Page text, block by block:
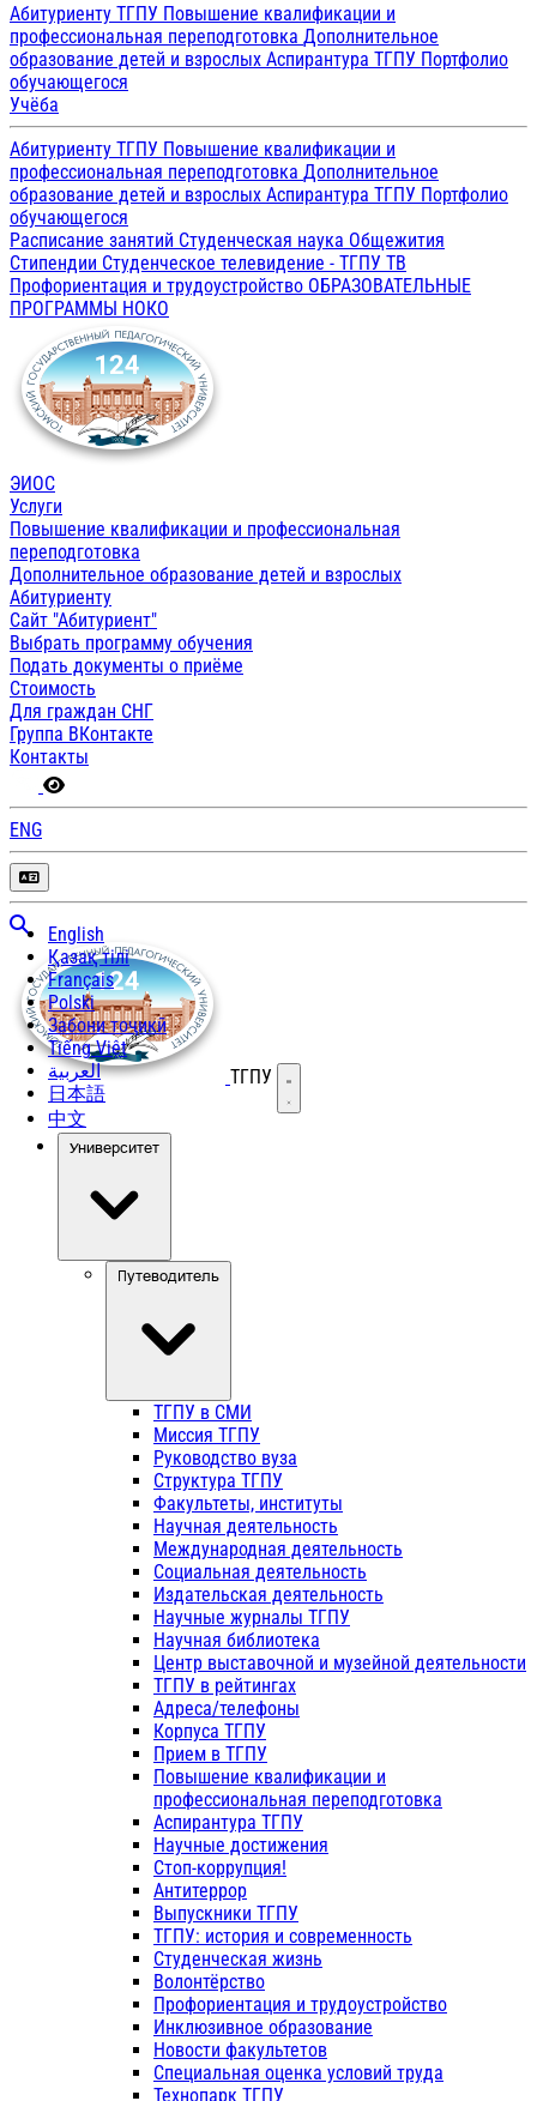
Абитуриенту ТГПУ Повышение квалификации и
профессиональная переподготовка Дополнительное
образование детей и взрослых Аспирантура ТГПУ Портфолио
обучающегося
Учёба
Абитуриенту ТГПУ Повышение квалификации и
профессиональная переподготовка Дополнительное
образование детей и взрослых Аспирантура ТГПУ Портфолио
обучающегося
Расписание занятий Студенческая наука Общежития
Стипендии Студенческое телевидение - ТГПУ ТВ
Профориентация и трудоустройство ОБРАЗОВАТЕЛЬНЫЕ
ПРОГРАММЫ НОКО
ЭИОС
Услуги
Повышение квалификации и профессиональная
переподготовка
Дополнительное образование детей и взрослых
Абитуриенту
Сайт "Абитуриент"
Выбрать программу обучения
Подать документы о приёме
Стоимость
Для граждан СНГ
Группа ВКонтакте
Контакты
ENG
English
Қазақ тілі
Français
Polski
Забони тоҷикӣ
Tiếng Việt
العربية
日本語
中文
ТГПУ Открыть меню
Университет
Путеводитель
ТГПУ в СМИ
Миссия ТГПУ
Руководство вуза
Структура ТГПУ
Факультеты, институты
Научная деятельность
Международная деятельность
Социальная деятельность
Издательская деятельность
Научные журналы ТГПУ
Научная библиотека
Центр выставочной и музейной деятельности
ТГПУ в рейтингах
Адреса/телефоны
Корпуса ТГПУ
Прием в ТГПУ
Повышение квалификации и
профессиональная переподготовка
Аспирантура ТГПУ
Научные достижения
Стоп-коррупция!
Антитеррор
Выпускники ТГПУ
ТГПУ: история и современность
Студенческая жизнь
Волонтёрство
Профориентация и трудоустройство
Инклюзивное образование
Новости факультетов
Специальная оценка условий труда
Технопарк ТГПУ